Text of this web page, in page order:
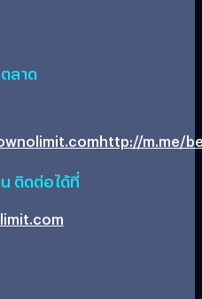
ลาด
http://m.me/
ติดต่อได้ที่